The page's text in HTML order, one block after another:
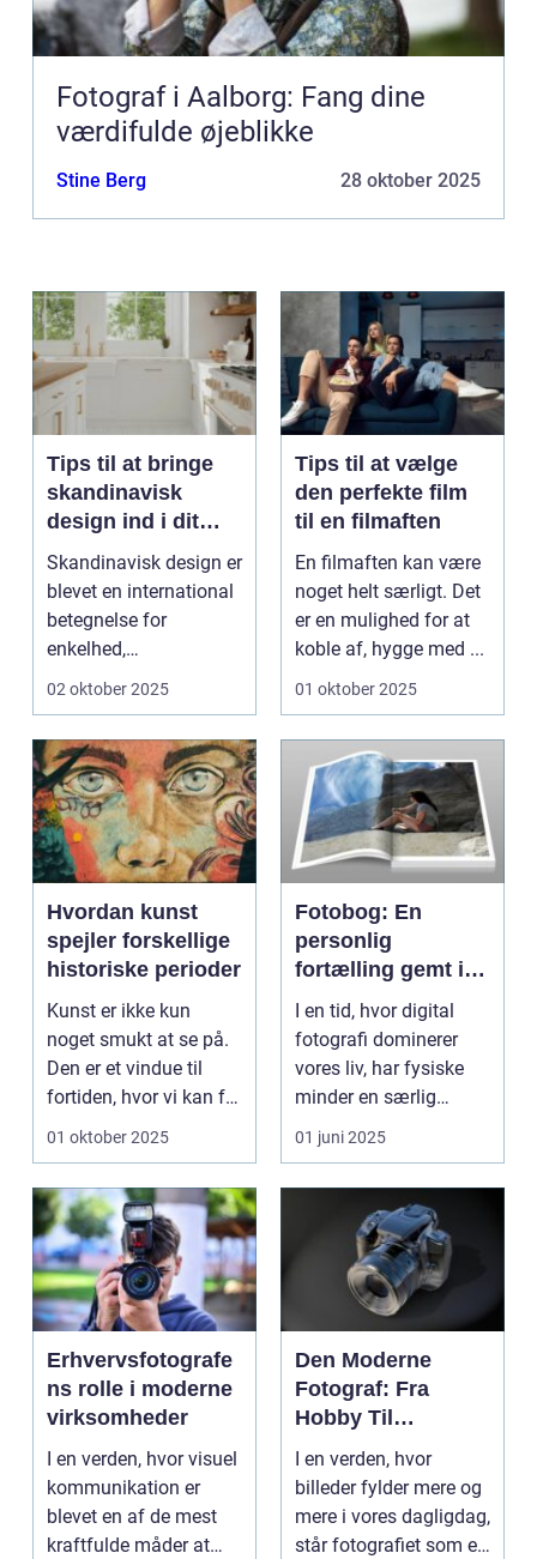
Fotograf i Aalborg: Fang dine
værdifulde øjeblikke
Stine Berg 28 oktober 2025
Tips til at bringe
skandinavisk
design ind i dit
hjem
Skandinavisk design er
blevet en international
betegnelse for
enkelhed,
funktionalitet og
02 oktober 2025
Tips til at vælge
den perfekte film
til en filmaften
En filmaften kan være
noget helt særligt. Det
er en mulighed for at
koble af, hygge med ...
01 oktober 2025
Hvordan kunst
spejler forskellige
historiske perioder
Kunst er ikke kun
noget smukt at se på.
Den er et vindue til
fortiden, hvor vi kan få
in...
01 oktober 2025
Fotobog: En
personlig
fortælling gemt i
billeder
I en tid, hvor digital
fotografi dominerer
vores liv, har fysiske
minder en særlig
betydning. ...
01 juni 2025
Erhvervsfotografe
ns rolle i moderne
virksomheder
I en verden, hvor visuel
kommunikation er
blevet en af de mest
kraftfulde måder at
Den Moderne
Fotograf: Fra
Hobby Til
Professionel
I en verden, hvor
billeder fylder mere og
mere i vores dagligdag,
står fotografiet som et